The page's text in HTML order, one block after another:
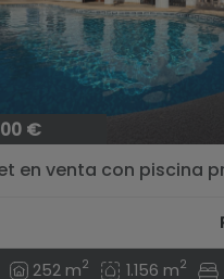
€
en venta con piscina
252 m2 1.156 m2